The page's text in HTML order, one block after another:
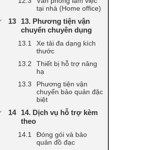
tại nhà (Home office)
13. Phương tiện vận
chuyển chuyên dụng
Xe tải đa dạng kích
thước
Thiết bị hỗ trợ nâng
hạ
Phương tiện vận
chuyển bảo quản đặc
biệt
14. Dịch vụ hỗ trợ kèm
theo
Đóng gói và bảo
quản đồ đạc